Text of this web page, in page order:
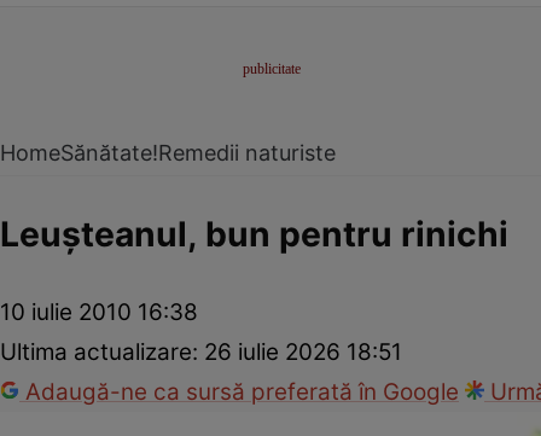
HomeSănătate!Remedii naturiste
Leuşteanul, bun pentru rinichi
10 iulie 2010 16:38
Ultima actualizare: 26 iulie 2026 18:51
Adaugă-ne ca sursă preferată în Google